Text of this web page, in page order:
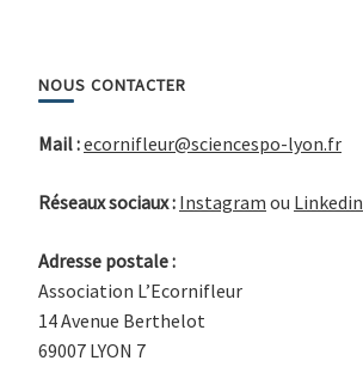
NOUS CONTACTER
Mail :ecornifleur@sciencespo-lyon.fr
Réseaux sociaux : Instagram ou Linkedin
Adresse postale :
Association L’Ecornifleur
14 Avenue Berthelot
69007 LYON 7